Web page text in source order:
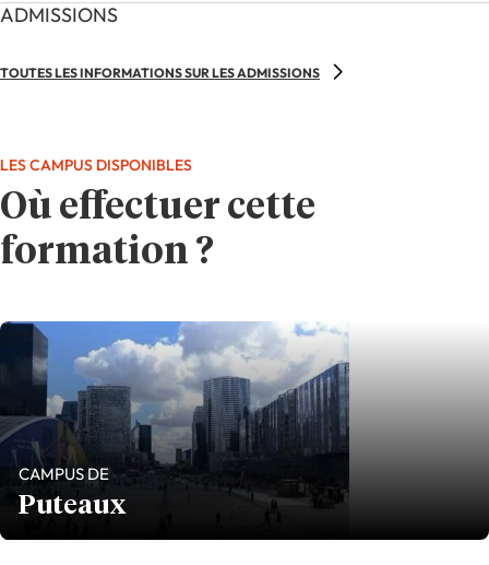
ADMISSIONS
TOUTES LES INFORMATIONS SUR LES ADMISSIONS
Où effectuer cette
formation ?
LES CAMPUS DISPONIBLES
CAMPUS DE
Puteaux